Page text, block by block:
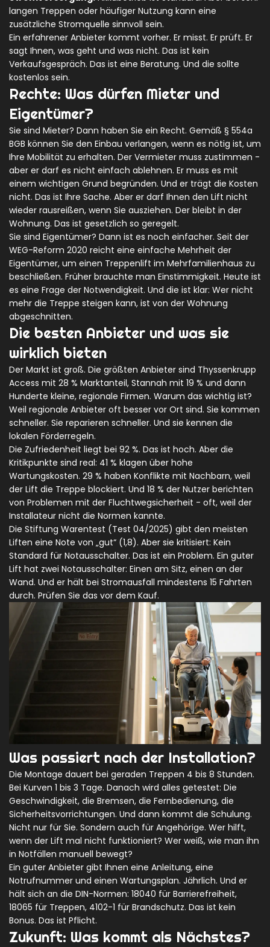
langen Treppen oder häufiger Nutzung kann eine
zusätzliche Stromquelle sinnvoll sein.
Ein erfahrener Anbieter kommt vorher. Er misst. Er prüft. Er
sagt Ihnen, was geht und was nicht. Das ist kein
Verkaufsgespräch. Das ist eine Beratung. Und die sollte
kostenlos sein.
Rechte: Was dürfen Mieter und
Eigentümer?
Sie sind Mieter? Dann haben Sie ein Recht. Gemäß § 554a
BGB können Sie den Einbau verlangen, wenn es nötig ist, um
Ihre Mobilität zu erhalten. Der Vermieter muss zustimmen -
aber er darf es nicht einfach ablehnen. Er muss es mit
einem wichtigen Grund begründen. Und er trägt die Kosten
nicht. Das ist Ihre Sache. Aber er darf Ihnen den Lift nicht
wieder rausreißen, wenn Sie ausziehen. Der bleibt in der
Wohnung. Das ist gesetzlich so geregelt.
Sie sind Eigentümer? Dann ist es noch einfacher. Seit der
WEG-Reform 2020 reicht eine einfache Mehrheit der
Eigentümer, um einen Treppenlift im Mehrfamilienhaus zu
beschließen. Früher brauchte man Einstimmigkeit. Heute ist
es eine Frage der Notwendigkeit. Und die ist klar: Wer nicht
mehr die Treppe steigen kann, ist von der Wohnung
abgeschnitten.
Die besten Anbieter und was sie
wirklich bieten
Der Markt ist groß. Die größten Anbieter sind Thyssenkrupp
Access mit 28 % Marktanteil, Stannah mit 19 % und dann
Hunderte kleine, regionale Firmen. Warum das wichtig ist?
Weil regionale Anbieter oft besser vor Ort sind. Sie kommen
schneller. Sie reparieren schneller. Und sie kennen die
lokalen Förderregeln.
Die Zufriedenheit liegt bei 92 %. Das ist hoch. Aber die
Kritikpunkte sind real: 41 % klagen über hohe
Wartungskosten. 29 % haben Konflikte mit Nachbarn, weil
der Lift die Treppe blockiert. Und 18 % der Nutzer berichten
von Problemen mit der Fluchtwegsicherheit - oft, weil der
Installateur nicht die Normen kannte.
Die Stiftung Warentest (Test 04/2025) gibt den meisten
Liften eine Note von „gut“ (1,8). Aber sie kritisiert: Kein
Standard für Notausschalter. Das ist ein Problem. Ein guter
Lift hat zwei Notausschalter: Einen am Sitz, einen an der
Wand. Und er hält bei Stromausfall mindestens 15 Fahrten
durch. Prüfen Sie das vor dem Kauf.
Was passiert nach der Installation?
Die Montage dauert bei geraden Treppen 4 bis 8 Stunden.
Bei Kurven 1 bis 3 Tage. Danach wird alles getestet: Die
Geschwindigkeit, die Bremsen, die Fernbedienung, die
Sicherheitsvorrichtungen. Und dann kommt die Schulung.
Nicht nur für Sie. Sondern auch für Angehörige. Wer hilft,
wenn der Lift mal nicht funktioniert? Wer weiß, wie man ihn
in Notfällen manuell bewegt?
Ein guter Anbieter gibt Ihnen eine Anleitung, eine
Notrufnummer und einen Wartungsplan. Jährlich. Und er
hält sich an die DIN-Normen: 18040 für Barrierefreiheit,
18065 für Treppen, 4102-1 für Brandschutz. Das ist kein
Bonus. Das ist Pflicht.
Zukunft: Was kommt als Nächstes?